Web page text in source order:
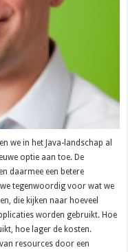
we in het Java-landschap al
optie aan toe. De
daarmee een betere
tegenwoordig voor wat we
die kijken naar hoeveel
worden gebruikt. Hoe
hoe lager de kosten.
resources door een